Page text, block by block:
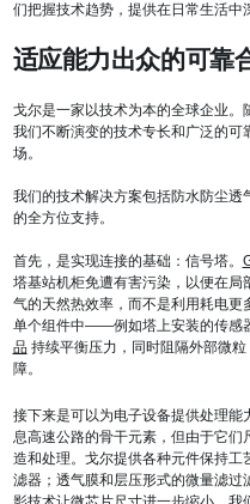
们把握技术趋势，提供在日常生活中
适应能力出众的可靠
戈尔是一家以技术为本的全球企业。
我们不断演变的技术专长和广泛的
场。
我们的技术解决方案包括防水防尘
的全方位支持。
首先，是实现连接的基础：信号塔。
塔基站机柜免遭有害污染，以便在
气的天然热效率，而不是利用耗电
单个组件中——例如塔上安装的传感
品持续平衡压力，同时阻隔外部微
障。
接下来是可以为电子设备提供处理
息高速公路的骨干元素，但由于它们
造和处理。戈尔提供各种元件保持工
滤器；透气膜和层压形式的微量滤